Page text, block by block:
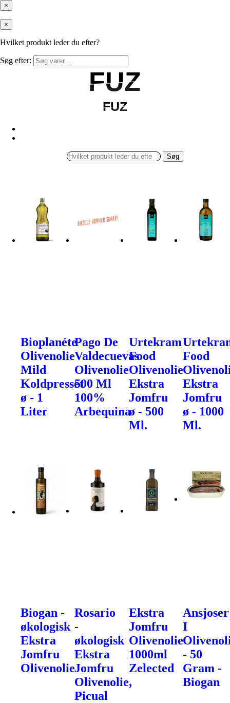
×
×
Hvilket produkt leder du efter?
Søg efter:
FUZ
FUZ
FUZ
FUZ
Søg
Bioplanéte
Olivenolie
Mild
Koldpresset
ø - 1
Liter
Pago De
Valdecuevas
Olivenolie
500 Ml
100%
Arbequina
Urtekram
Food
Olivenolie
Ekstra
Jomfru
ø - 500
Ml.
Food
Ekstra
Jomfru
ø - 1000
Ml.
Biogan -
økologisk
Ekstra
Jomfru
Olivenolie
Rosario
-
økologisk
Ekstra
Jomfru
Olivenolie,
Picual
Ekstra
Jomfru
Olivenolie
1000ml
Zelected
Ansjoser
I
- 50
Gram -
Biogan